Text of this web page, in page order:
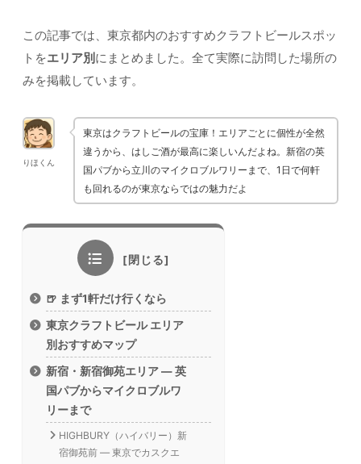
この記事では、東京都内のおすすめクラフトビールスポッ
トをエリア別 にまとめました。全て実際に訪問した場所の
みを掲載しています。
りほくん
東京はクラフトビールの宝庫！エリアごとに個性が全然
違うから、はしご酒が最高に楽しいんだよね。新宿の英
国パブから立川のマイクロブルワリーまで、1日で何軒
も回れるのが東京ならではの魅力だよ
🍺 まず1軒だけ行くなら
東京クラフトビール エリア
別おすすめマップ
新宿・新宿御苑エリア — 英
国パブからマイクロブルワ
リーまで
HIGHBURY（ハイバリー）新
宿御苑前 — 東京でカスクエ